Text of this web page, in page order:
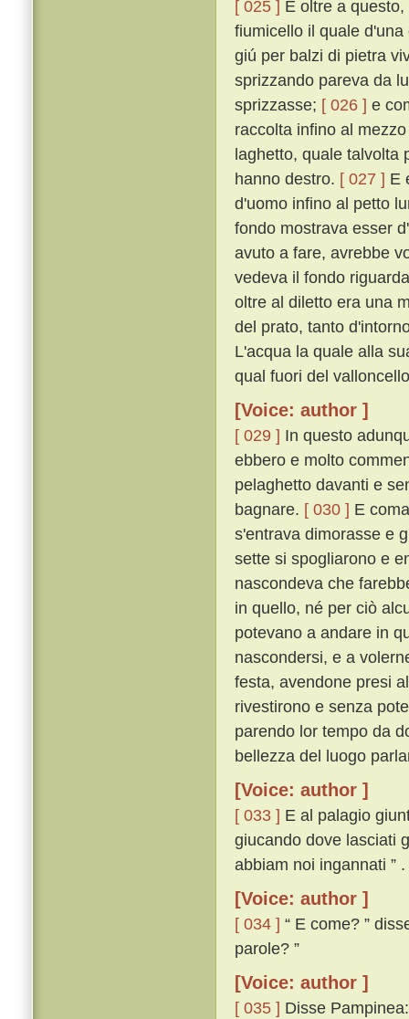
[ 025 ] E oltre a
fiumicello il quale
giú per balzi di pietra
sprizzando pareva da
sprizzasse; [ 026 ] e
raccolta infino al
laghetto, quale talvolta
hanno destro. [ 027 ] E
d'uomo infino al petto
fondo mostrava esser
avuto a fare, avrebbe
vedeva il fondo
oltre al diletto era una
del prato, tanto
L'acqua la quale alla
qual fuori del
[Voice: author ]
[ 029 ] In questo
ebbero e molto
pelaghetto davanti e
bagnare. [ 030 ] E
s'entrava dimorasse e
sette si spogliarono e
nascondeva che
in quello, né per ciò
potevano a andare in
nascondersi, e a
festa, avendone presi
rivestirono e senza
parendo lor tempo da
bellezza del luogo
[Voice: author ]
[ 033 ] E al palagio
giucando dove lasciati
abbiam noi ingannati ” .
[Voice: author ]
[ 034 ] “ E come? ”
parole? ”
[Voice: author ]
[ 035 ] Disse